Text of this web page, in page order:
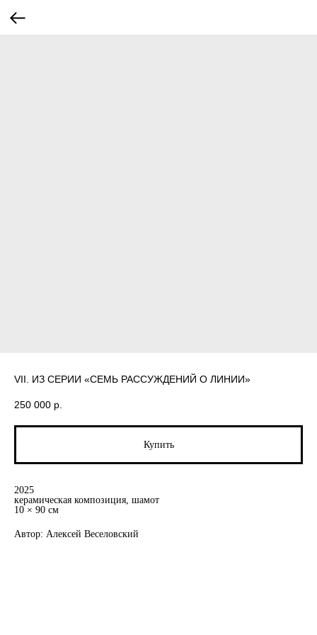
VII. ИЗ СЕРИИ «СЕМЬ РАССУЖДЕНИЙ О ЛИНИИ»
250 000 р.
Купить
2025
керамическая композиция, шамот
10 × 90 см
Автор: Алексей Веселовский